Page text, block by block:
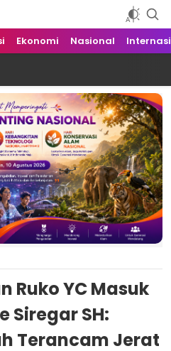
Ekonomi Nasional
Ruko YC Masuk
Siregar SH:
Terancam Jerat